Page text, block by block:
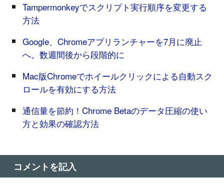
Tampermonkeyでスクリプト実行順序を変更する
方法
Google、Chromeアプリランチャーを7月に廃止
へ。数週間後から段階的に
Mac版Chromeでホイールクリックによる自動スク
ロールを有効にする方法
通信量を節約！Chrome Betaのデータ圧縮の使い
方と効果の確認方法
コメントを記入